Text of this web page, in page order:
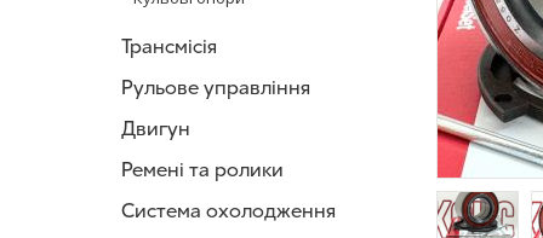
Трансмісія
Рульове управління
Двигун
Ремені та ролики
Система охолодження